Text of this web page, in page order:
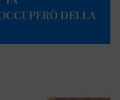
DELLA